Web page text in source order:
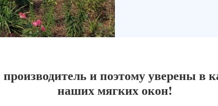
и поэтому уверены в
наших мягких окон!